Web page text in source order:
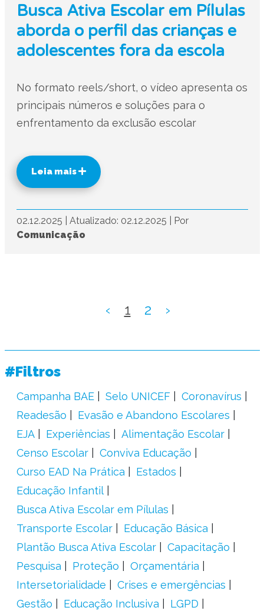
Busca Ativa Escolar em Pílulas
aborda o perfil das crianças e
adolescentes fora da escola
No formato reels/short, o vídeo apresenta os
principais números e soluções para o
enfrentamento da exclusão escolar
Leia mais
02.12.2025 Atualizado: 02.12.2025
Por
Comunicação
‹ 1 2 ›
#Filtros
Campanha BAE Selo UNICEF
Coronavírus
Readesão
Evasão e Abandono Escolares
EJA
Experiências
Alimentação Escolar
Censo Escolar
Conviva Educação
Curso EAD Na Prática
Estados
Educação Infantil
Busca Ativa Escolar em Pílulas
Transporte Escolar
Educação Básica
Plantão Busca Ativa Escolar
Capacitação
Pesquisa
Proteção
Orçamentária
Intersetorialidade
Crises e emergências
Gestão
Educação Inclusiva LGPD